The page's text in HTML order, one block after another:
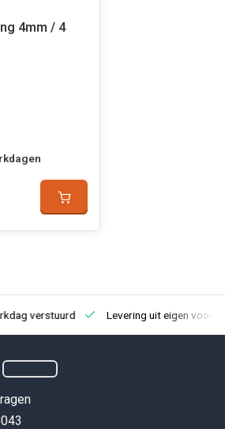
4mm / 4
verstuurd Levering uit eigen